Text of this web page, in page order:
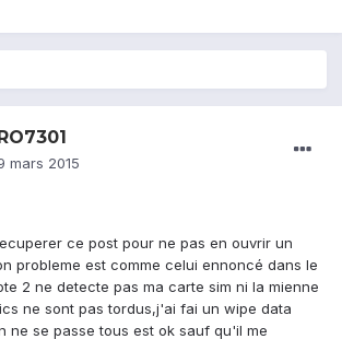
mars 2015
ce post pour ne pas en ouvrir un
probleme est comme celui ennoncé dans le
2 ne detecte pas ma carte sim ni la mienne
ne sont pas tordus,j'ai fai un wipe data
ne se passe tous est ok sauf qu'il me